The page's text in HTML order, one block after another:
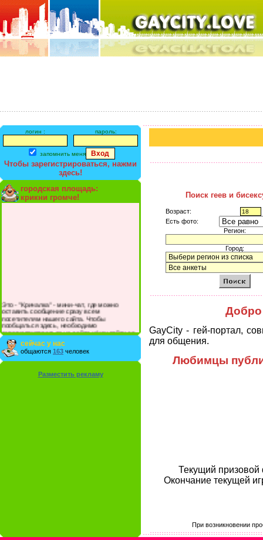
логин : пароль:
запомнить меня
Чтобы зарегистрироваться, нажми
здесь!
городская площадь:
крикни громче!
Это - "Кричалка" - мини-чат, где можно
оставить сообщение сразу всем
посетителям нашего сайта. Чтобы
пообщаться здесь, необходимо
зарегистрироваться на сайте и/или войти со
своими логином и паролем.
сейчас у нас
общаются 163 человек
Разместить рекламу
Поиск геев и
Возраст:
Есть фото:
Регион:
Город:
Добро
GayCity - гей-портал,
для общения.
Любимцы
Текущий
Окончание текущей
При возникновении